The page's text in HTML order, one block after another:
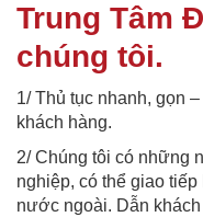
Trung Tâm
chúng tôi.
1/ Thủ tục nhanh, gọn
khách hàng.
2/ Chúng tôi có những
nghiệp, có thể giao
nước ngoài. Dẫn